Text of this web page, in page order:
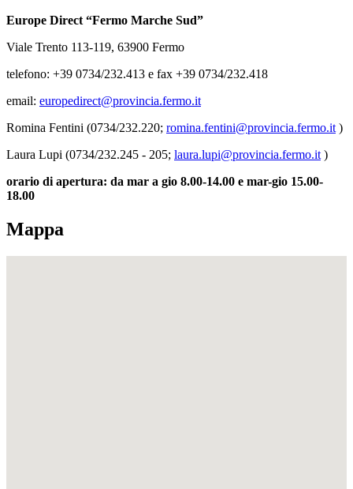
Europe Direct “Fermo Marche Sud”
Viale Trento 113-119, 63900 Fermo
telefono: +39 0734/232.413 e fax +39 0734/232.418
email: europedirect@provincia.fermo.it
Romina Fentini (0734/232.220; romina.fentini@provincia.fermo.it )
Laura Lupi (0734/232.245 - 205; laura.lupi@provincia.fermo.it )
orario di apertura: da mar a gio 8.00-14.00 e mar-gio 15.00-
18.00
Mappa